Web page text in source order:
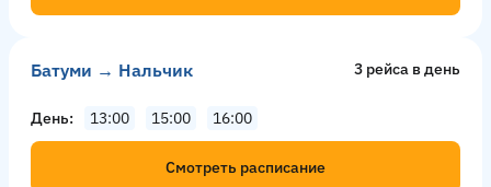
Батуми → Нальчик 3 рейсa в день
День 13:00 15:00 16:00
Смотреть расписание